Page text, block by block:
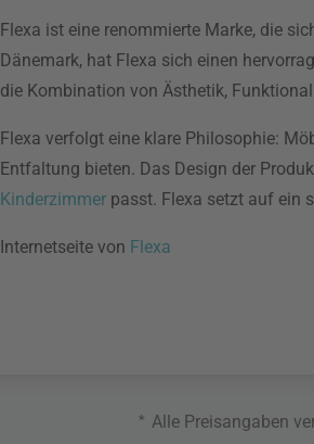
Flexa ist eine renommierte Marke, die
Dänemark, hat Flexa sich einen
die Kombination von Ästhetik,
Flexa verfolgt eine klare Philosophie:
Entfaltung bieten. Das Design der
Kinderzimmer passt. Flexa setzt auf ein
Internetseite von Flexa
* Alle Preisangaben